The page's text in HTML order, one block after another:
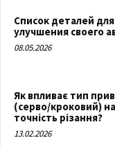
Список деталей для
улучшения своего
08.05.2026
Як впливає тип
(серво/кроковий) на
точність різання?
13.02.2026